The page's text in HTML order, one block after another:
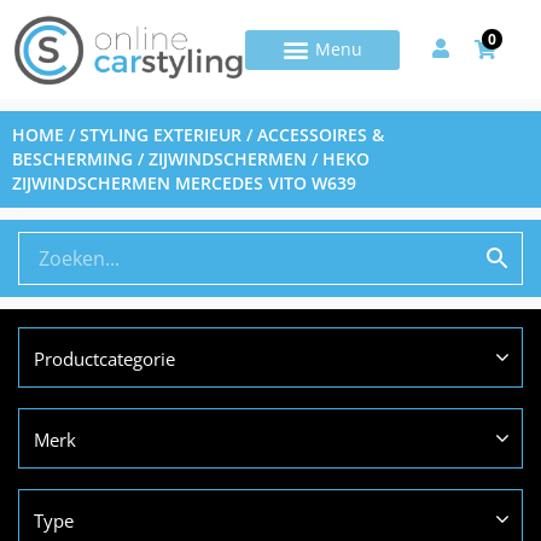
0
HOME /STYLING EXTERIEUR /ACCESSOIRES &
BESCHERMING /ZIJWINDSCHERMEN / HEKO
ZIJWINDSCHERMEN MERCEDES VITO W639
Productcategorie
Merk
Type